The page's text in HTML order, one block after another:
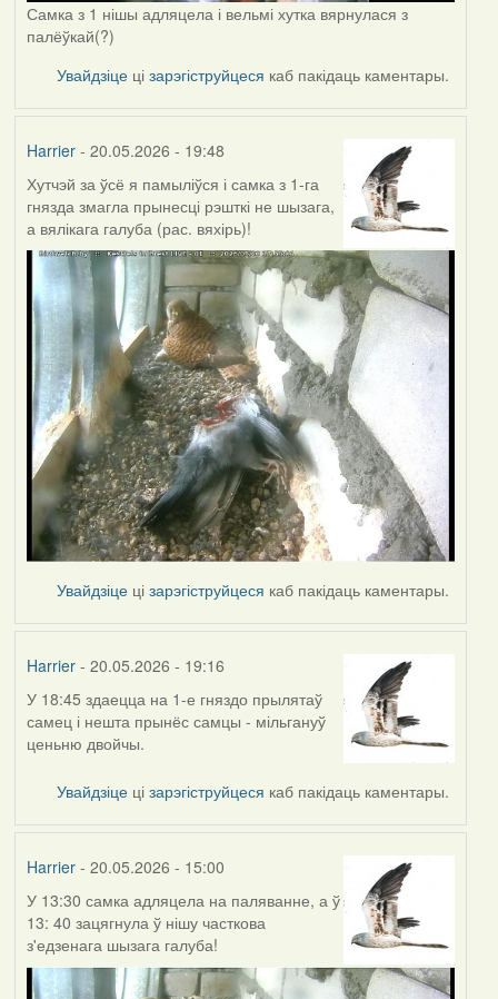
Самка з 1 нішы адляцела і вельмі хутка вярнулася з
палёўкай(?)
Увайдзіце цізарэгіструйцеся каб пакідаць каментары.
Harrier- 20.05.2026 - 19:48
Хутчэй за ўсё я памыліўся і самка з 1-га
гнязда змагла прынесці рэшткі не шызага,
а вялікага галуба (рас. вяхірь)!
Увайдзіце цізарэгіструйцеся каб пакідаць каментары.
Harrier- 20.05.2026 - 19:16
У 18:45 здаецца на 1-е гняздо прылятаў
самец і нешта прынёс самцы - мільгануў
ценьню двойчы.
Увайдзіце цізарэгіструйцеся каб пакідаць каментары.
Harrier- 20.05.2026 - 15:00
У 13:30 самка адляцела на паляванне, а ў
13: 40 зацягнула ў нішу часткова
з'едзенага шызага галуба!